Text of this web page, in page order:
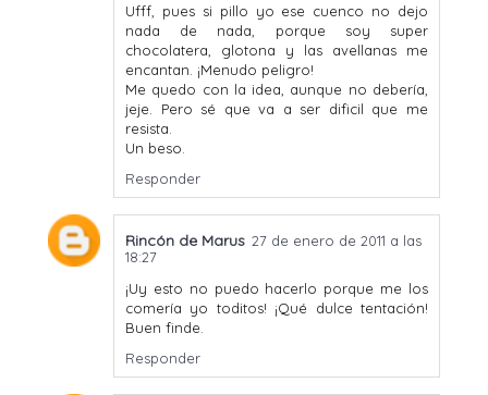
Ufff, pues si pillo yo ese cuenco no dejo
nada de nada, porque soy super
chocolatera, glotona y las avellanas me
encantan. ¡Menudo peligro!
Me quedo con la idea, aunque no debería,
jeje. Pero sé que va a ser dificil que me
resista.
Un beso.
Responder
Rincón de Marus 27 de enero de 2011 a las
18:27
¡Uy esto no puedo hacerlo porque me los
comería yo toditos! ¡Qué dulce tentación!
Buen finde.
Responder